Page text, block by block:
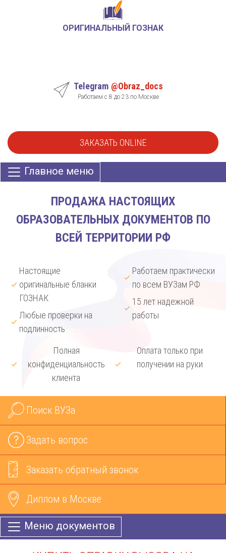
ОРИГИНАЛЬНЫЙ ГОЗНАК
Telegram @Obraz_docs
Работаем с 8 до 23 по Москве
ЗАКАЗАТЬ ONLINE
Главное меню
ПРОДАЖА НАСТОЯЩИХ
ОБРАЗОВАТЕЛЬНЫХ ДОКУМЕНТОВ ПО
ВСЕЙ ТЕРРИТОРИИ РФ
Настоящие
оригинальные бланки
ГОЗНАК
Любые проверки на
подлинность
Работаем практически
по всем ВУЗам РФ
15 лет надежной
работы
Полная
конфиденциальность
клиента
Оплата только при
получении на руки
Поиск ВУЗа
Задать вопрос
Заказать обратный звонок
Диплом в Москве
Меню документов